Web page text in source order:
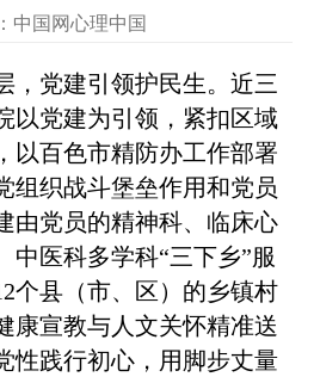
中国网心理中国
，党建引领护民生。近三
以党建为引领，紧扣区域
以百色市精防办工作部署
组织战斗堡垒作用和党员
由党员的精神科、临床心
中医科多学科“三下乡”服
个县（市、区）的乡镇村
康宣教与人文关怀精准送
性践行初心，用脚步丈量